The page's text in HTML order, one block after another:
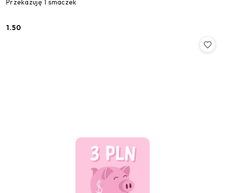
Przekazuję 1 smaczek
Cena:
1.50